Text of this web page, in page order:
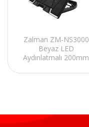
Zalman ZM-NS3000
Beyaz LED
Aydınlatmalı 200mm
Soğutucu Stand